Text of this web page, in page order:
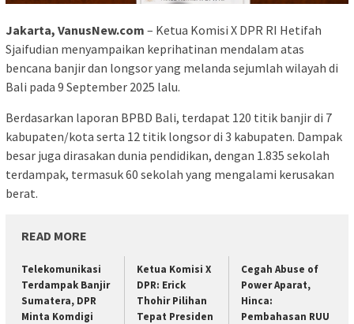
Jakarta, VanusNew.com – Ketua Komisi X DPR RI Hetifah
Sjaifudian menyampaikan keprihatinan mendalam atas
bencana banjir dan longsor yang melanda sejumlah wilayah di
Bali pada 9 September 2025 lalu.
Berdasarkan laporan BPBD Bali, terdapat 120 titik banjir di 7
kabupaten/kota serta 12 titik longsor di 3 kabupaten. Dampak
besar juga dirasakan dunia pendidikan, dengan 1.835 sekolah
terdampak, termasuk 60 sekolah yang mengalami kerusakan
berat.
READ MORE
Telekomunikasi
Terdampak Banjir
Sumatera, DPR
Minta Komdigi
Ketua Komisi X
DPR: Erick
Thohir Pilihan
Tepat Presiden
Cegah Abuse of
Power Aparat,
Hinca:
Pembahasan RUU